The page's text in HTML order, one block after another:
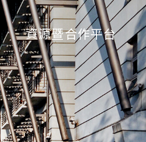
資源暨合作平台